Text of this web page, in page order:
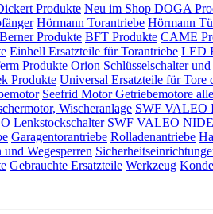
Produkte Neu im Shop DOGA
Hörmann Torantriebe Hörmann
Berner Produkte BFT Produkte CAME
Einhell Ersatzteile für Torantriebe LED
Produkte Orion Schlüsselschalter und
Produkte Universal Ersatzteile für Tore
Seefrid Motor Getriebemotore
Wischeranlage SWF VALEO
Lenkstockschalter SWF VALEO
Garagentorantriebe Rolladenantriebe
und Wegesperren
Gebrauchte Ersatzteile Werkzeug